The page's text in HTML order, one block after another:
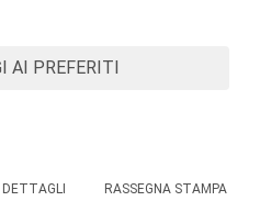
AI PREFERITI
DETTAGLI RASSEGNA STAMPA